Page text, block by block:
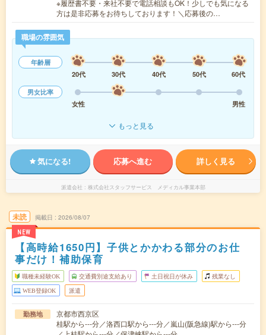
※履歴書不要・来社不要で電話相談もOK！少しでも気になる
方は是非応募をお待ちしております！＼応募後の…
職場の雰囲気
年齢層
20代
30代 40代 50代
60代
男女比率
女性
男性
もっと見る
気になる! 応募へ進む 詳しく見る
派遣会社 株式会社スタッフサービス メディカル事業本部
未読
NEW
掲載日 2026/08/07
【高時給1650円】子供とかかわる部分のお仕
事だけ！補助保育
職種未経験OK 交通費別途支給あり 土日祝日が休み 残業なし
WEB登録OK 派遣
勤務地
京都市西京区
桂駅から---分／洛西口駅から---分／嵐山(阪急線)駅から---分